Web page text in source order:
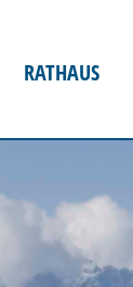
RATHAUS